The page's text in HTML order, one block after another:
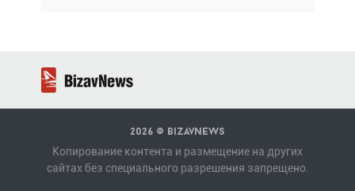
2026 © BizavNews
Копирование контента и размещение на других
сайтах без специального разрешения запрещено.